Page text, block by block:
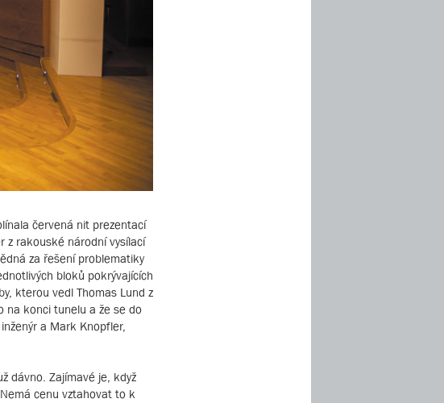
červená nit prezentací
z rakouské národní vysílací
za řešení problematiky
bloků pokrývajících
kterou vedl Thomas Lund z
na konci tunelu a že se do
a Mark Knopfler,
dávno. Zajímavé je, když
cenu vztahovat to k